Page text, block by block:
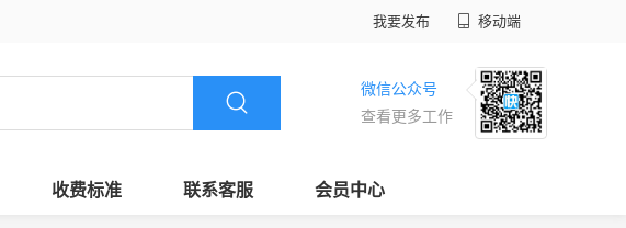
我要发布 移动端
微信公众号
查看更多工作
收费标准 联系客服 会员中心